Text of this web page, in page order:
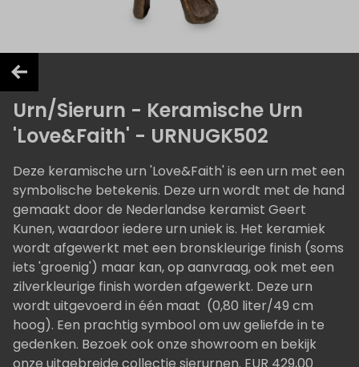
Urn/Sierurn - Keramische Urn
'Love&Faith' - URNUGK502
Deze keramische urn 'Love&Faith' is een urn met een
symbolische betekenis. Deze urn wordt met de hand
gemaakt door de Nederlandse keramist Geert
Kunen, waardoor iedere urn uniek is. Het keramiek
wordt afgewerkt met een bronskleurige finish (soms
iets 'groenig') maar kan, op aanvraag, ook met een
zilverkleurige finish worden afgewerkt. Deze urn
wordt uitgevoerd in één maat (0,80 liter/49 cm
hoog). Een prachtig symbool om uw geliefde in te
gedenken. Bezoek ook onze showroom en bekijk
onze uitgebreide collectie sierurnen. EUR 429,00